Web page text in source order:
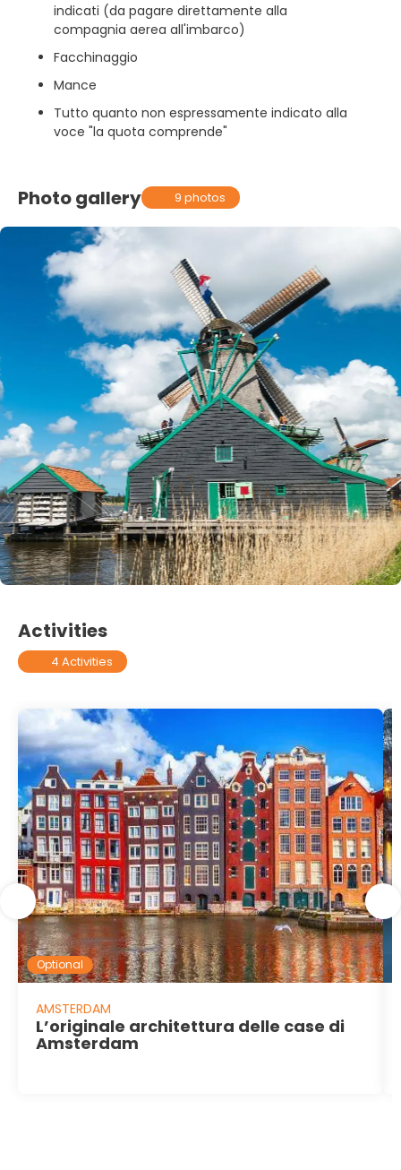
indicati (da pagare direttamente alla
compagnia aerea all'imbarco)
Facchinaggio
Mance
Tutto quanto non espressamente indicato alla
voce "la quota comprende"
Photo gallery 9 photos
Activities
4 Activities
Optional
AMSTERDAM
L’originale architettura delle case di
Amsterdam